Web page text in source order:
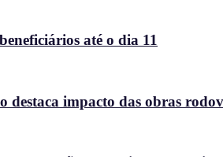
até o dia 11
impacto das obras